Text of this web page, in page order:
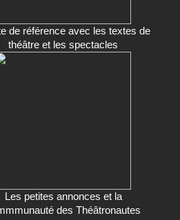
de référence avec les textes de
théâtre et les spectacles
Les petites annonces et la
des Théâtronautes